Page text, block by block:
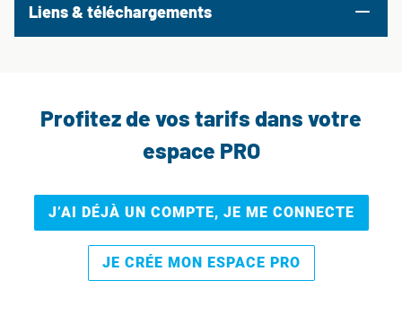
Liens & téléchargements
Profitez de vos tarifs dans votre
espace PRO
J’AI DÉJÀ UN COMPTE, JE ME CONNECTE
JE CRÉE MON ESPACE PRO